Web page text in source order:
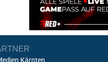
Kärnten